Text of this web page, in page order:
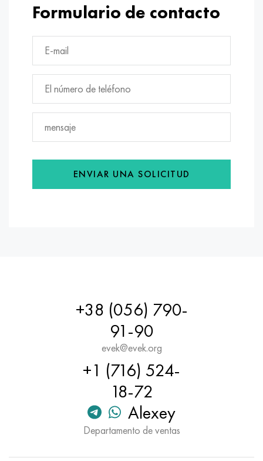
Formulario de contacto
ENVIAR UNA SOLICITUD
+38 (056) 790-
91-90
evek@evek.org
+1 (716) 524-
18-72
Alexey
Departamento de ventas